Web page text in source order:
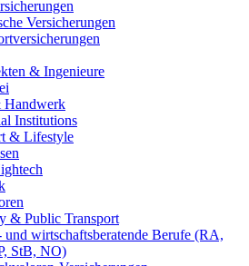
Versicherungen
& Ingenieure
Handwerk
Institutions
& Lifestyle
& Public Transport
und wirtschaftsberatende Berufe (RA,
StB, NO)